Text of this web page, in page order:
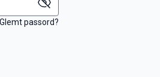
passord?